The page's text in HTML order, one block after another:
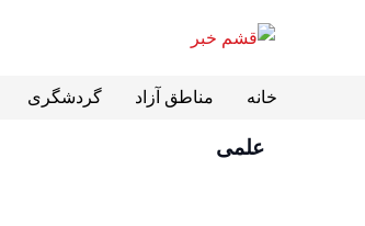
خانه مناطق آزاد گردشگری
علمی